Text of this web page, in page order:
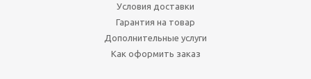
Условия доставки
Гарантия на товар
Дополнительные услуги
Как оформить заказ